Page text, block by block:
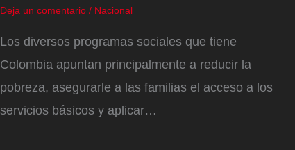
Deja un comentario / Nacional
Los diversos programas sociales que tiene
Colombia apuntan principalmente a reducir la
pobreza, asegurarle a las familias el acceso a los
servicios básicos y aplicar…